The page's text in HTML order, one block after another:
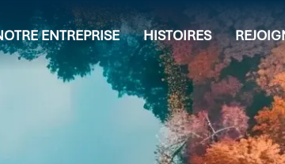
ENTREPRISE HISTOIRES